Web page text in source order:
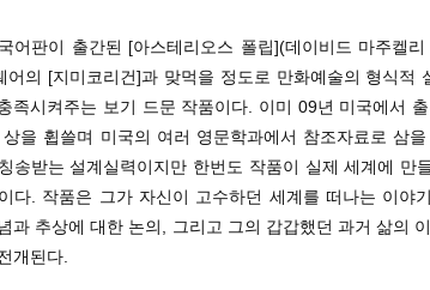
어판이 출간된 [아스테리오스 폴립](데이비드 마주켈
어의 [지미코리건]과 맞먹을 정도로 만화예술의 형식적
족시켜주는 보기 드문 작품이다. 이미 09년 미국에서
을 휩쓸며 미국의 여러 영문학과에서 참조자료로 삼
송받는 설계실력이지만 한번도 작품이 실제 세계에 만
다. 작품은 그가 자신이 고수하던 세계를 떠나는 이야
과 추상에 대한 논의, 그리고 그의 갑갑했던 과거 삶의
개된다.